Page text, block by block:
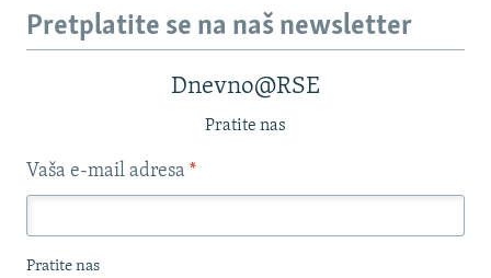
Pretplatite se na naš newsletter
Dnevno@RSE
Pratite nas
Vaša e-mail adresa *
Pratite nas